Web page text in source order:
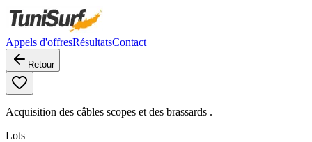
Appels d'offresRésultatsContact
Retour
Acquisition des câbles scopes et des brassards .
Lots